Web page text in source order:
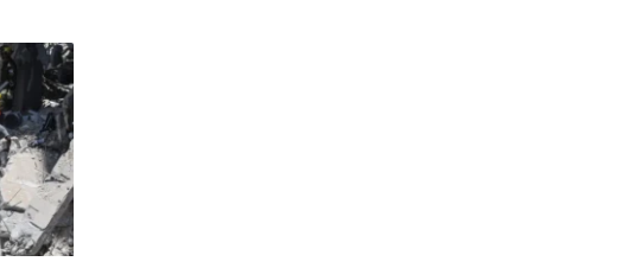
ل
پ
ت
ا
ک
ھ
ا
ی
ر
ا
ن
ی
م
ی
ز